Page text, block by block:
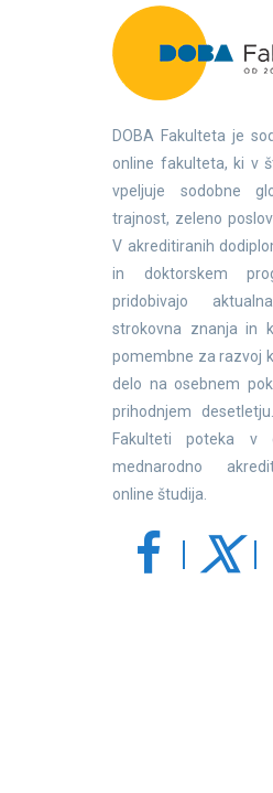
DOBA Fakulteta je
online fakulteta, ki v
vpeljuje sodobne
trajnost, zeleno
V akreditiranih
in doktorskem
pridobivajo
strokovna znanja in
pomembne za razvoj
delo na osebnem
prihodnjem
Fakulteti poteka v
mednarodno
online študija.